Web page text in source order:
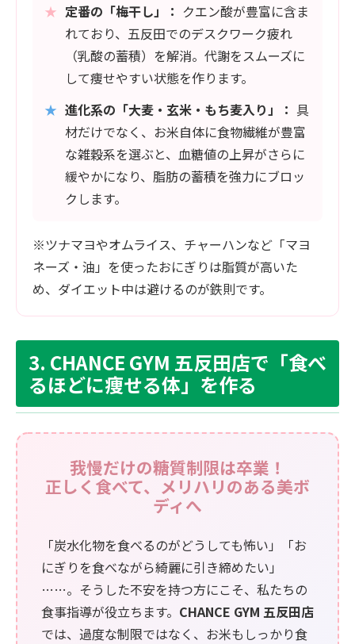
★ 定番の「梅干し」： クエン酸が豊富に含ま
れており、五反田でのデスクワーク疲れ
（乳酸の蓄積）を解消。代謝をスムーズに
して痩せやすい状態を作ります。
★ 進化系の「大麦・玄米・もち麦入り」： 具
材だけでなく、お米自体に食物繊維が豊富
な雑穀系を選ぶと、血糖値の上昇がさらに
緩やかになり、脂肪の蓄積を強力にブロッ
クします。
※ツナマヨやオムライス、チャーハンなど「マヨ
ネーズ・油」を使ったおにぎりは脂質が高いた
め、ダイエット中は避けるのが鉄則です。
3. CHANCE GYM 五反田店で「食べ
るほどに痩せる体」を作る
我慢だけの糖質制限は卒業！
正しく食べて、メリハリのある美ボ
ディへ
「炭水化物を食べるのがどうしても怖い」「お
にぎりを食べながら綺麗に引き締めたい」
……。そうした不安を持つ方にこそ、私たちの
食事指導が役立ちます。 CHANCE GYM 五反田店
では、過度な制限ではなく、お米もしっかり食